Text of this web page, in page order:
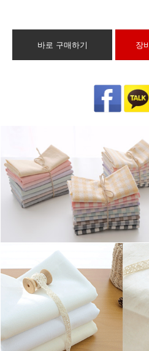
바로 구매하기 장